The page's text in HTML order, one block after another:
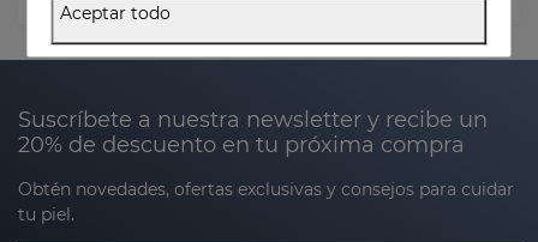
Suscríbete a nuestra newsletter y recibe un
20% de descuento en tu próxima compra
Obtén novedades, ofertas exclusivas y consejos para cuidar
tu piel.
Aceptar todo